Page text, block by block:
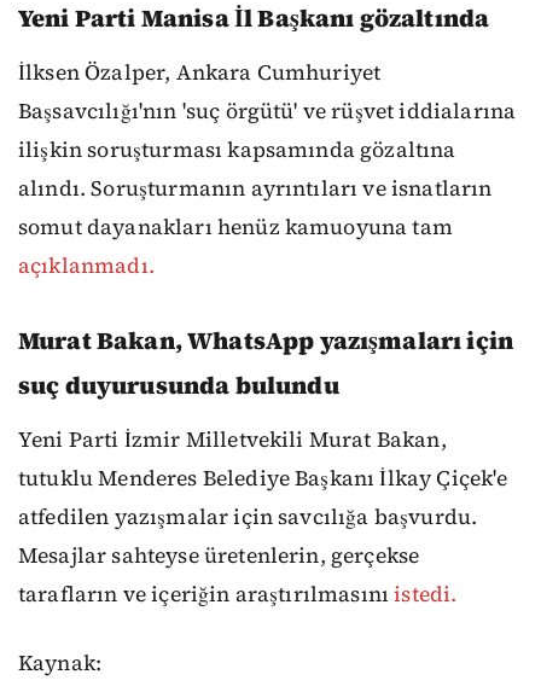
Yeni Parti Manisa İl Başkanı gözaltında
İlksen Özalper, Ankara Cumhuriyet
Başsavcılığı'nın 'suç örgütü' ve rüşvet iddialarına
ilişkin soruşturması kapsamında gözaltına
alındı. Soruşturmanın ayrıntıları ve isnatların
somut dayanakları henüz kamuoyuna tam
açıklanmadı.
Murat Bakan, WhatsApp yazışmaları için
suç duyurusunda bulundu
Yeni Parti İzmir Milletvekili Murat Bakan,
tutuklu Menderes Belediye Başkanı İlkay Çiçek'e
atfedilen yazışmalar için savcılığa başvurdu.
Mesajlar sahteyse üretenlerin, gerçekse
tarafların ve içeriğin araştırılmasınıistedi.
Kaynak: